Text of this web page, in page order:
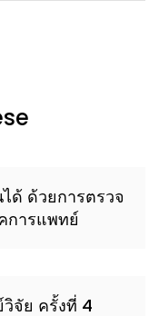
ด้ ด้วยการตรวจ
การแพทย์
จัย ครั้งที่ 4